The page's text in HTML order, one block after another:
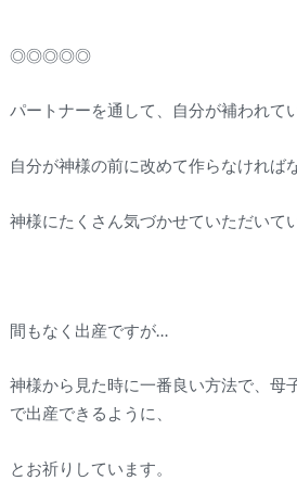
◎◎◎◎◎
パートナーを通して、自分が補われて
自分が神様の前に改めて作らなければ
神様にたくさん気づかせていただいて
間もなく出産ですが…
神様から見た時に一番良い方法で、母
で出産できるように、
とお祈りしています。